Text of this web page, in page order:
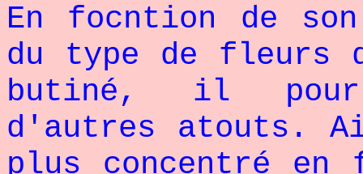
En focntion de
du type de fleurs
butiné, il
d'autres atouts.
plus concentré en